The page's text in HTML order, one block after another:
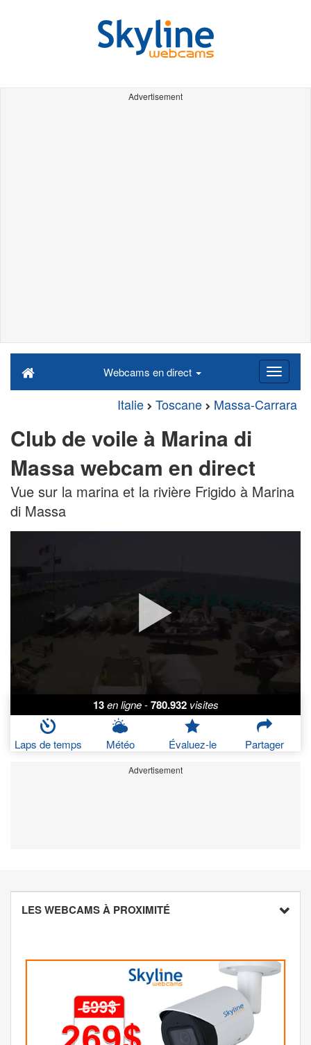
Advertisement
Webcams en direct
Italie Toscane Massa-Carrara
Club de voile à Marina di
Massa webcam en direct
Vue sur la marina et la rivière Frigido à Marina
di Massa
13 en ligne - 780.932 visites
Laps de temps Météo Évaluez-le Partager
Advertisement
LES WEBCAMS À PROXIMITÉ